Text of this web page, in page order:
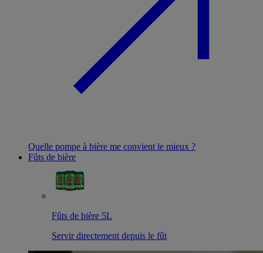
Quelle pompe à bière me convient le mieux ?
Fûts de bière
Fûts de bière 5L
Servir directement depuis le fût